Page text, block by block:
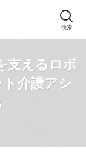
検索
支えるロボ
介護アシ